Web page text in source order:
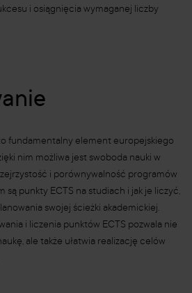
i osiągnięcia wymaganej liczby
fundamentalny element europejskiego
nim możliwa jest swoboda nauki w
i porównywalność programów
są punkty ECTS na studiach i jak je liczyć,
swojej ścieżki akademickiej.
i liczenia punktów ECTS pozwala nie
ale także ułatwia realizację celów